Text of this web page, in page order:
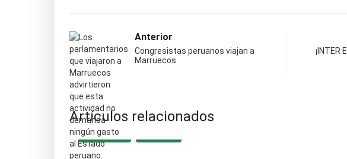
Anterior
Congresistas peruanos viajan a
Marruecos
¡INTER
Artículos relacionados
DESTACADA